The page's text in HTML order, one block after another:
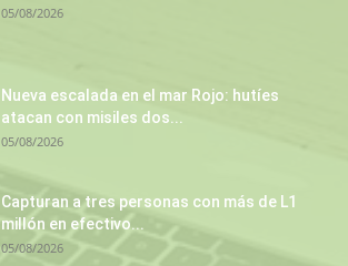
05/08/2026
Nueva escalada en el mar Rojo: hutíes
atacan con misiles dos...
05/08/2026
Capturan a tres personas con más de L1
millón en efectivo...
05/08/2026